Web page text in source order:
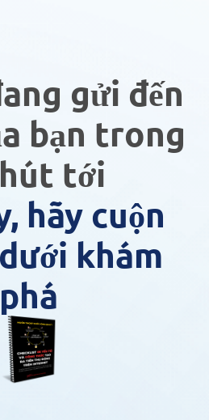
gửi đến
bạn trong
tới
hãy cuộn
khám
phá